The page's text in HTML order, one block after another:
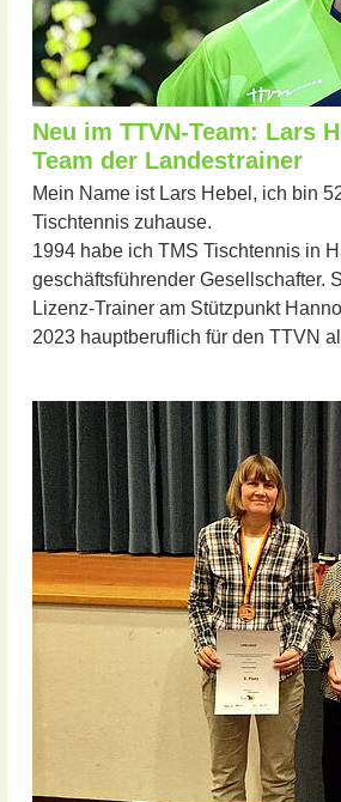
Neu im TTVN-Team: Lars
Team der Landestrainer
Mein Name ist Lars Hebel, ich bin
Tischtennis zuhause.
1994 habe ich TMS Tischtennis in
geschäftsführender Gesellschafter.
Lizenz-Trainer am Stützpunkt
2023 hauptberuflich für den TTVN